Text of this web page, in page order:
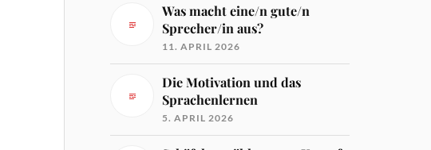
Was macht eine/n gute/n
Sprecher/in aus?
11. APRIL 2026
Die Motivation und das
Sprachenlernen
5. APRIL 2026